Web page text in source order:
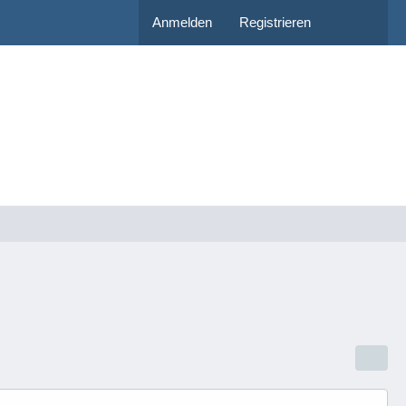
Anmelden Registrieren